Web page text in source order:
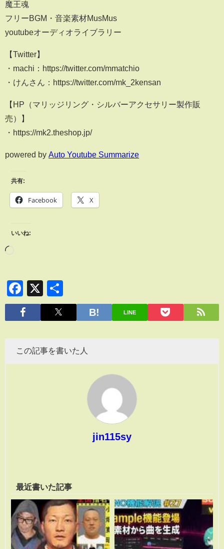
魔王魂
フリーBGM・音楽素材MusMus
youtubeオーディオライブラリー
【Twitter】
・machi：https://twitter.com/mmatchio
・けんさん：https://twitter.com/mk_2kensan
【HP（マリッジリング・シルバーアクセサリー製作販
売）】
・https://mk2.theshop.jp/
powered by Auto Youtube Summarize
共有:
Facebook X
いいね:
Facebook
X
有
LINE
この記事を書いた人
jin115sy
最近書いた記事